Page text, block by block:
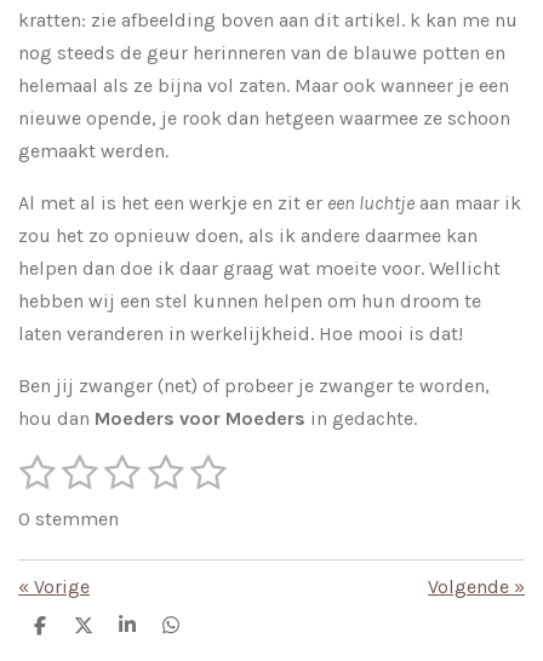
kratten: zie afbeelding boven aan dit artikel. k kan me nu
nog steeds de geur herinneren van de blauwe potten en
helemaal als ze bijna vol zaten. Maar ook wanneer je een
nieuwe opende, je rook dan hetgeen waarmee ze schoon
gemaakt werden.
Al met al is het een werkje en zit er een luchtje aan maar ik
zou het zo opnieuw doen, als ik andere daarmee kan
helpen dan doe ik daar graag wat moeite voor. Wellicht
hebben wij een stel kunnen helpen om hun droom te
laten veranderen in werkelijkheid. Hoe mooi is dat!
Ben jij zwanger (net) of probeer je zwanger te worden,
hou dan Moeders voor Moeders in gedachte.
R
i
n
1
s
t
e
2
s
t
e
3
s
t
4
t
5
t
S
m
0 stemmen
« Vorige Volgende »
D
D
S
D